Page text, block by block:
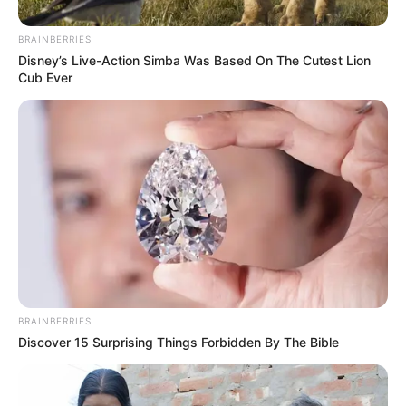
BRAINBERRIES
Disney’s Live-Action Simba Was Based On The Cutest Lion
Cub Ever
BRAINBERRIES
Discover 15 Surprising Things Forbidden By The Bible